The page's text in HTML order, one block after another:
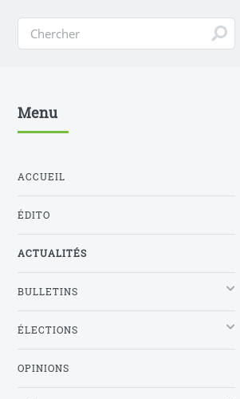
Menu
ACCUEIL
ÉDITO
ACTUALITÉS
BULLETINS
ÉLECTIONS
OPINIONS